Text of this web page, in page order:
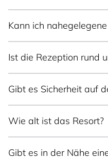
Kann ich
Ist die Rezeption rund
Gibt es Sicherheit auf
Wie alt ist das Resort?
Gibt es in der Nähe